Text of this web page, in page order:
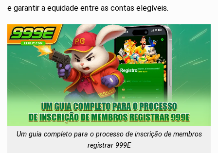
e garantir a equidade entre as contas elegíveis.
Um guia completo para o processo de inscrição de membros
registrar 999E